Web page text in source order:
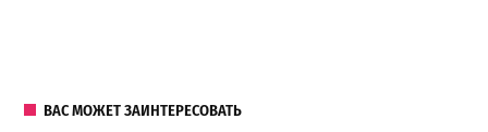
ВАС МОЖЕТ ЗАИНТЕРЕСОВАТЬ